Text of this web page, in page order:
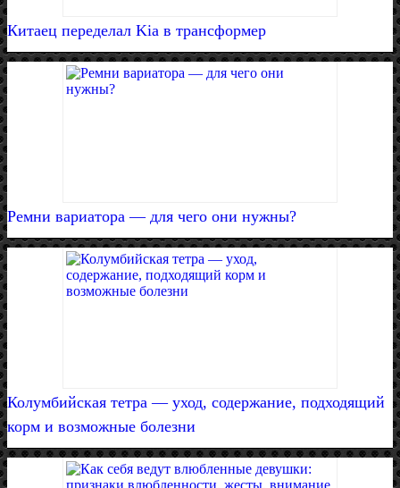
Китаец переделал Kia в трансформер
Ремни вариатора — для чего они нужны?
Колумбийская тетра — уход, содержание, подходящий
корм и возможные болезни